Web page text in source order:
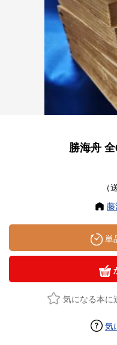
勝海舟
（
単
気になる本に
気